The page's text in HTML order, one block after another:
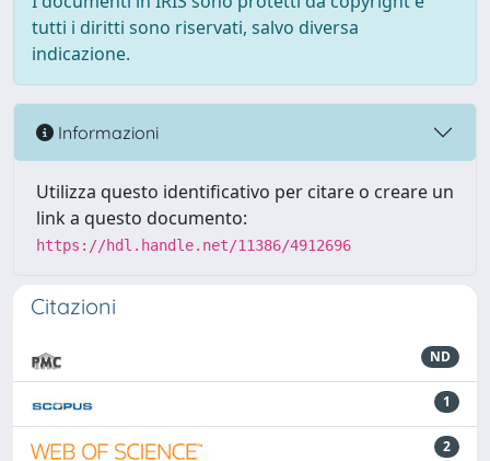
tutti i diritti sono riservati, salvo diversa
indicazione.
Informazioni
Utilizza questo identificativo per citare o creare un
link a questo documento:
https://hdl.handle.net/11386/4912696
Citazioni
ND
1
2